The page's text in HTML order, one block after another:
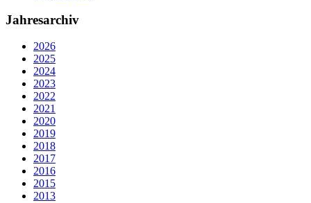
Jahresarchiv
2026
2025
2024
2023
2022
2021
2020
2019
2018
2017
2016
2015
2013